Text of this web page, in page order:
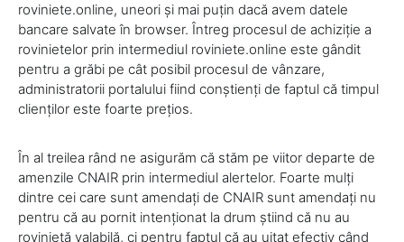
roviniete.online, uneori și mai puțin dacă avem datele
bancare salvate în browser. Întreg procesul de achiziție a
rovinietelor prin intermediul roviniete.online este gândit
pentru a grăbi pe cât posibil procesul de vânzare,
administratorii portalului fiind conștienți de faptul că timpul
clienților este foarte prețios.
În al treilea rând ne asigurăm că stăm pe viitor departe de
amenzile CNAIR prin intermediul alertelor. Foarte mulți
dintre cei care sunt amendați de CNAIR sunt amendați nu
pentru că au pornit intenționat la drum știind că nu au
rovinietă valabilă, ci pentru faptul că au uitat efectiv când